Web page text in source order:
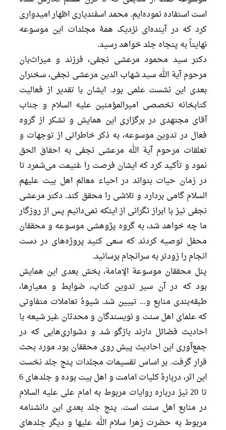
است استفاده نموده‌ایم. محمد اسفندیاری اظهار امیدواری
کرد که در آینده‌ای نزدیک همۀ مجلدات این موسوعه
نهایتاً به پنجاه جلد خواهد رسید.
دکتر سید محمود مرعشی نجفی، فرزند و میراث‌بان
مرحوم آیة الله سید شهاب الدین مرعشی نجفی، سخنران
بعدی این نشست علمی بود. ایشان با تقدیر از فعالیت
کتابخانه تخصصی امیرالمؤمنین علیه السلام و جناب
آقای مجتهدی در برگزاری این همایش و تشکر از گروه
فعال در تدوین موسوعه، به ذکر خاطراتی از توجهات و
تعلقات مرحوم آیة الله مرعشی نجفی به احقاق الحق
نمود و تأکید کرد که ایشان فرصت را غنیمت می‌شمرد تا
در زمان حیات بتواند در احیاء معالم اهل بیت علیهم
السلام گامی بردارد و تلاشی را محقق کند. دکتر مرعشی
نجفی نیز با ابراز نگرانی از اینکه نمی‌دانیم پس از روزگار
ما چه خواهد شد، به گروه پژوهشی موسوعه و محققان
محفل توصیه کردند که سعی کنید پروژه‌های در دست
انجام را زودتر به سرانجام برسانید.
پنل محققان موسوعة الإمامة، بخش بعدی این همایش
بود که در آن سیر تدوین کتاب، ضوابط و معیارها،
طبقه‌بندی منابع و... تبیین شد. شیوۀ تعاملات متفاوتی
که علمای اهل سنت و نویسندگان و محدثان غیر شیعه با
احادیث فضائل دارند بازگو شد و دشواری‌هایی که در
جمع‌آوری این احادیث پیش روی محققان بود مورد بحث
قرار گرفت. بر اساس تقسیمات مجلدات پنج جلد نخست
این اثر، دربارۀ کلیات امامت و اهل بیت بوده و جلدهای 6
تا 20 نیز درباره روایات مربوط به امام علی علیه السلام
در منابع اهل سنت است. پنج جلد بعدی این دانشنامه
مربوط به حضرت زهرا سلام الله علیها و دیگر جلدهای